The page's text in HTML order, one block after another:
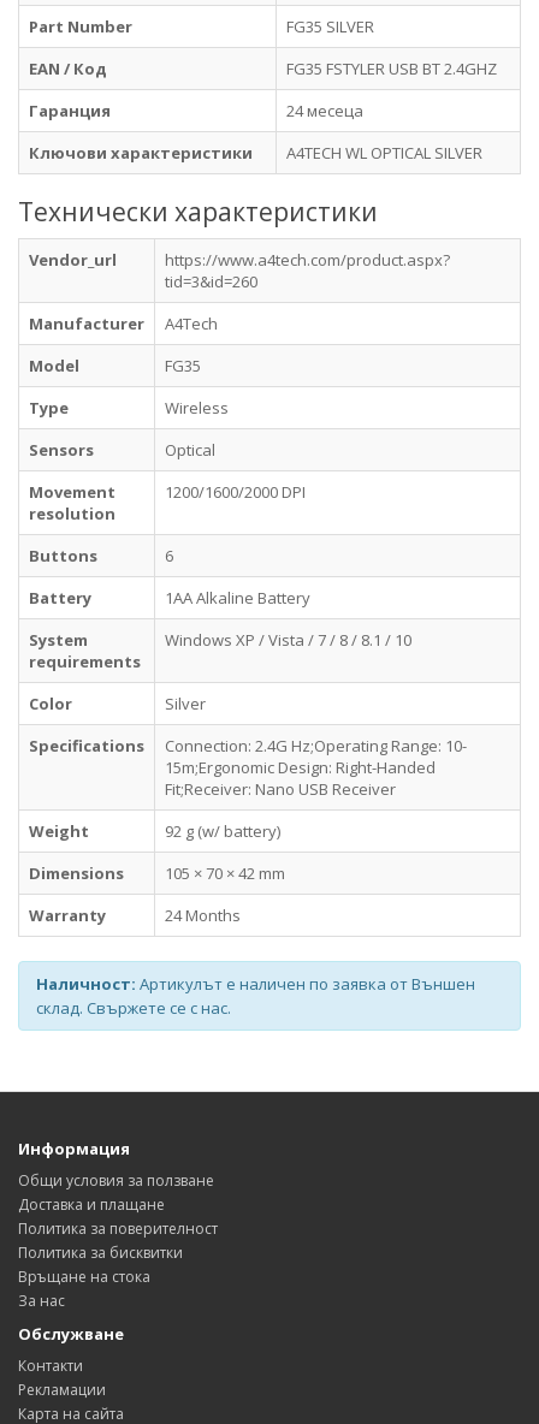
Part Number
FG35 SILVER
EAN / Код
FG35 FSTYLER USB BT 2.4GHZ
Гаранция
24 месеца
Ключови характеристики
A4TECH WL OPTICAL SILVER
Технически характеристики
Vendor_url
https://www.a4tech.com/product.aspx?
tid=3&id=260
Manufacturer
A4Tech
Model
FG35
Type
Wireless
Sensors
Optical
Movement
resolution
1200/1600/2000 DPI
Buttons
6
Battery
1AA Alkaline Battery
System
requirements
Windows XP / Vista / 7 / 8 / 8.1 / 10
Color
Silver
Specifications
Connection: 2.4G Hz;Operating Range: 10-
15m;Ergonomic Design: Right-Handed
Fit;Receiver: Nano USB Receiver
Weight
92 g (w/ battery)
Dimensions
105 × 70 × 42 mm
Warranty
24 Months
Наличност: Артикулът е наличен по заявка от Външен
склад. Свържете се с нас.
Информация
Общи условия за ползване
Доставка и плащане
Политика за поверителност
Политика за бисквитки
Връщане на стока
За нас
Обслужване
Контакти
Рекламации
Карта на сайта